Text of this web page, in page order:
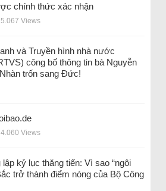
chính thức xác nhận
Views
và Truyền hình nhà nước
công bố thông tin bà Nguyễn
trốn sang Đức!
Views
lập kỷ lục thăng tiến: Vì sao “ngôi
trở thành điểm nóng của Bộ Công